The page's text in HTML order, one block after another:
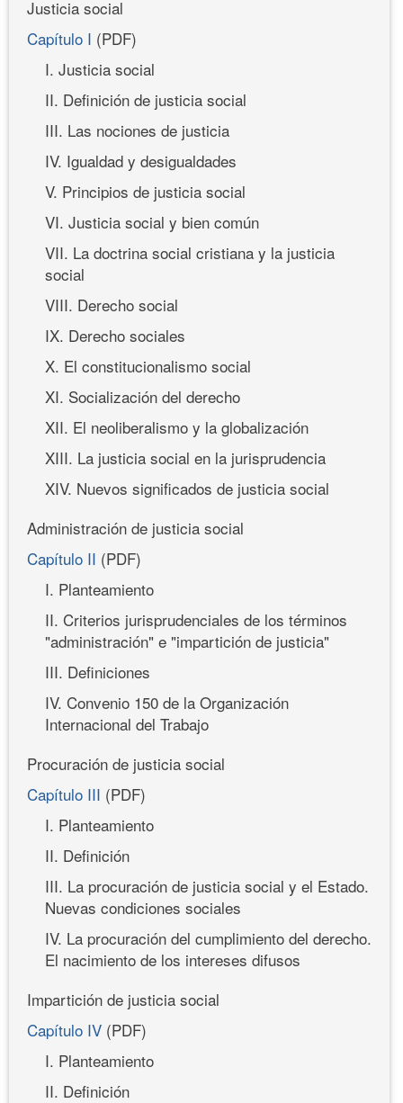
Justicia social
Capítulo I (PDF)
I. Justicia social
II. Definición de justicia social
III. Las nociones de justicia
IV. Igualdad y desigualdades
V. Principios de justicia social
VI. Justicia social y bien común
VII. La doctrina social cristiana y la justicia
social
VIII. Derecho social
IX. Derecho sociales
X. El constitucionalismo social
XI. Socialización del derecho
XII. El neoliberalismo y la globalización
XIII. La justicia social en la jurisprudencia
XIV. Nuevos significados de justicia social
Administración de justicia social
Capítulo II (PDF)
I. Planteamiento
II. Criterios jurisprudenciales de los términos
"administración" e "impartición de justicia"
III. Definiciones
IV. Convenio 150 de la Organización
Internacional del Trabajo
Procuración de justicia social
Capítulo III (PDF)
I. Planteamiento
II. Definición
III. La procuración de justicia social y el Estado.
Nuevas condiciones sociales
IV. La procuración del cumplimiento del derecho.
El nacimiento de los intereses difusos
Impartición de justicia social
Capítulo IV (PDF)
I. Planteamiento
II. Definición